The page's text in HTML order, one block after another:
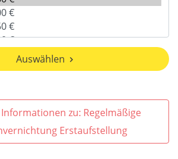
Auswählen
zu: Regelmäßige
Erstaufstellung